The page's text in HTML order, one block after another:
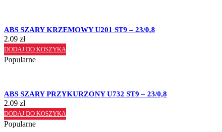
ABS SZARY KRZEMOWY U201 ST9 – 23/0,8
2.09 zł
DODAJ DO KOSZYKA
Popularne
ABS SZARY PRZYKURZONY U732 ST9 – 23/0,8
2.09 zł
DODAJ DO KOSZYKA
Popularne